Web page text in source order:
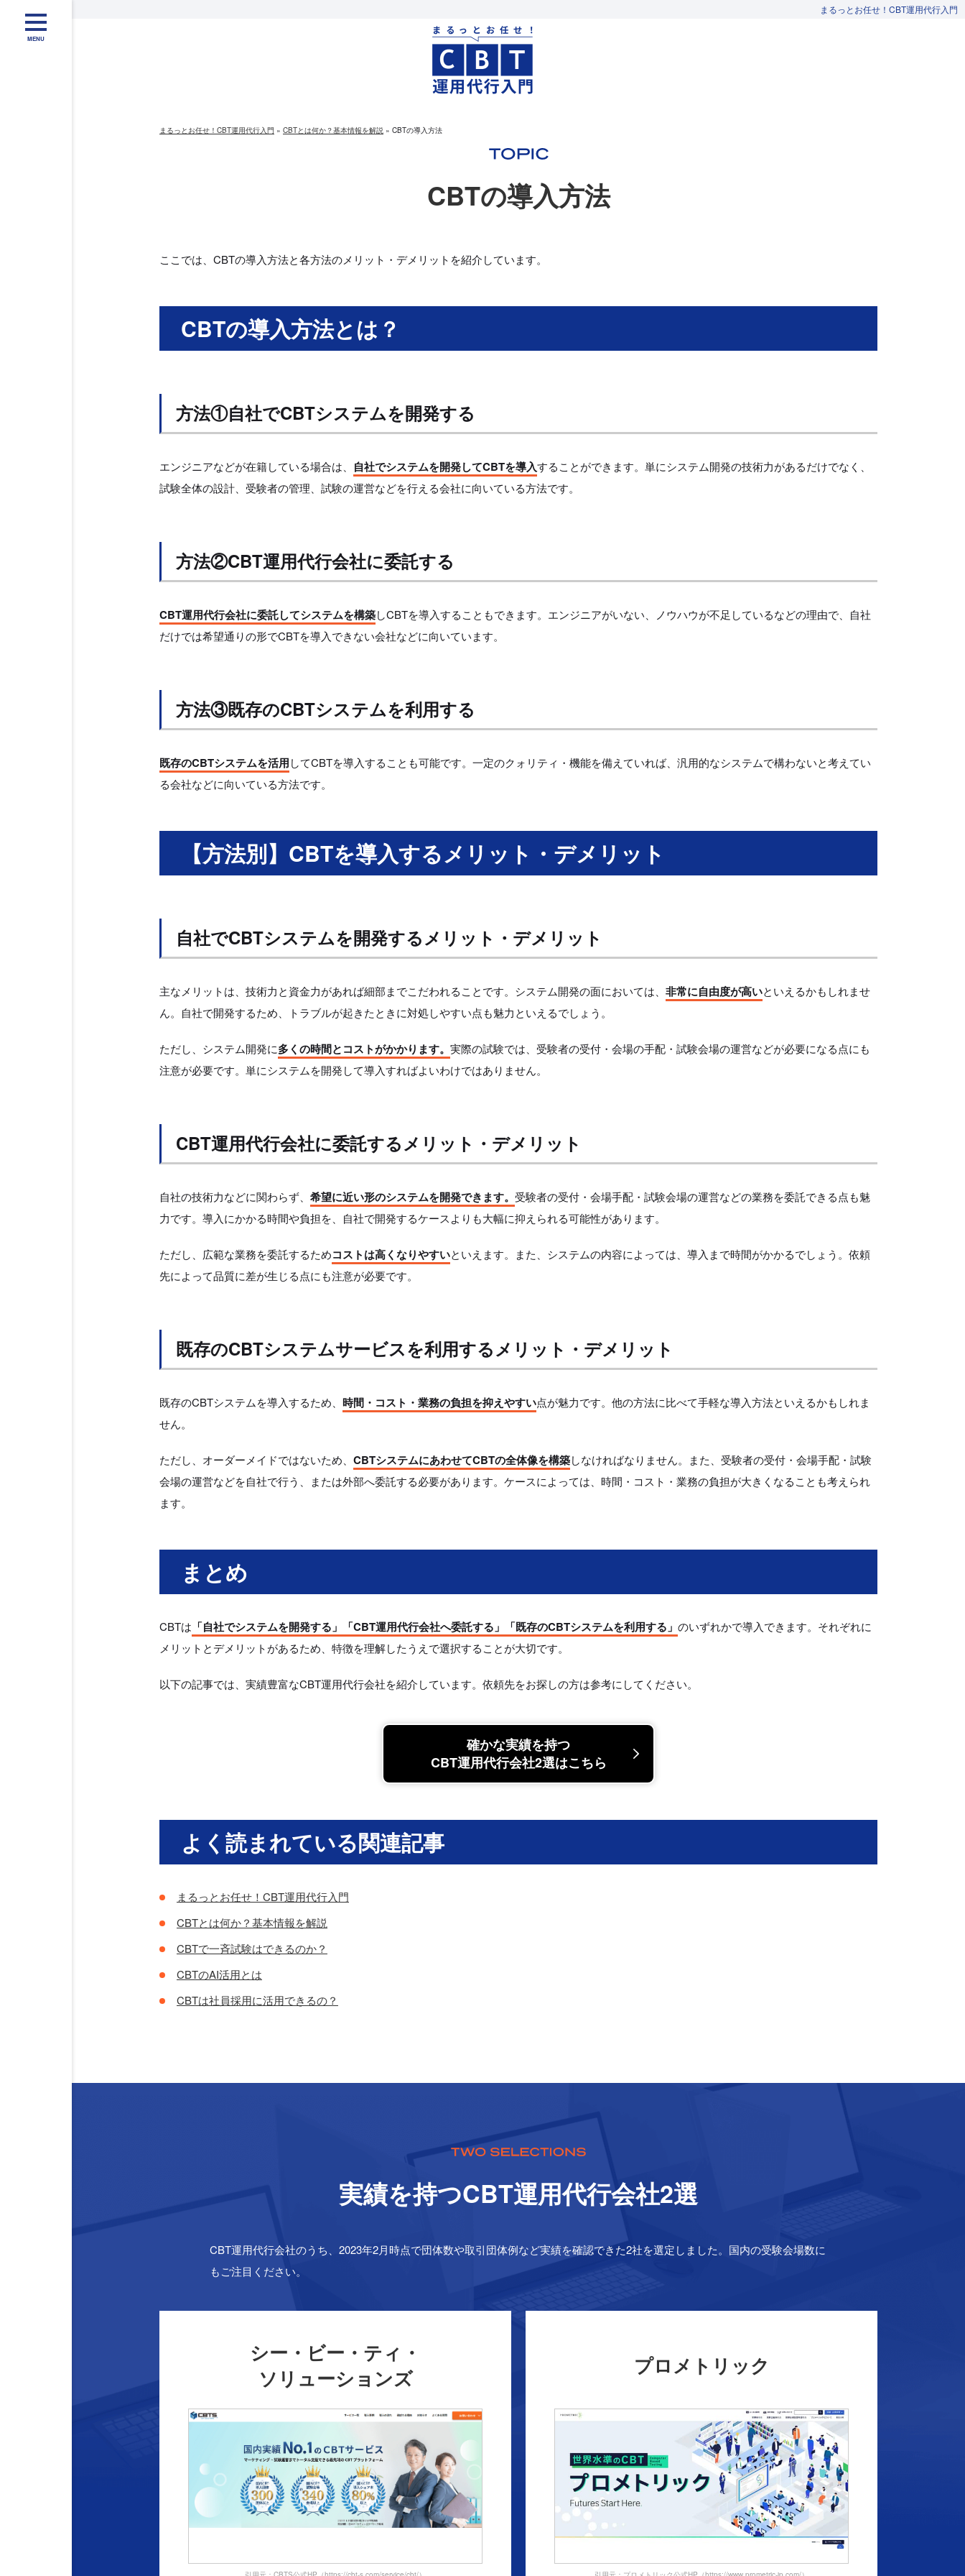
まるっとお任せ！CBT運用代行入門
MENU
まるっとお任せ！CBT運用代行入門 » CBTとは何か？基本情報を解説 » CBTの導入方法
CBTの導入方法
ここでは、CBTの導入方法と各方法のメリット・デメリットを紹介しています。
CBTの導入方法とは？
方法①自社でCBTシステムを開発する
エンジニアなどが在籍している場合は、 自社でシステムを開発してCBTを導入することができます。単にシステム開発の技術力があるだけでなく、
試験全体の設計、受験者の管理、試験の運営などを行える会社に向いている方法です。
方法②CBT運⽤代⾏会社に委託する
CBT運用代行会社に委託してシステムを構築しCBTを導入することもできます。エンジニアがいない、ノウハウが不足しているなどの理由で、自社
だけでは希望通りの形でCBTを導入できない会社などに向いています。
方法③既存のCBTシステムを利用する
既存のCBTシステムを活用してCBTを導入することも可能です。一定のクォリティ・機能を備えていれば、汎用的なシステムで構わないと考えてい
る会社などに向いている方法です。
【方法別】CBTを導入するメリット・デメリット
自社でCBTシステムを開発するメリット・デメリット
主なメリットは、技術力と資金力があれば細部までこだわれることです。システム開発の面においては、 非常に自由度が高いといえるかもしれませ
ん。自社で開発するため、トラブルが起きたときに対処しやすい点も魅力といえるでしょう。
ただし、システム開発に多くの時間とコストがかかります。 実際の試験では、受験者の受付・会場の手配・試験会場の運営などが必要になる点にも
注意が必要です。単にシステムを開発して導入すればよいわけではありません。
CBT運⽤代⾏会社に委託するメリット・デメリット
自社の技術力などに関わらず、 希望に近い形のシステムを開発できます。 受験者の受付・会場手配・試験会場の運営などの業務を委託できる点も魅
力です。導入にかかる時間や負担を、自社で開発するケースよりも大幅に抑えられる可能性があります。
ただし、広範な業務を委託するためコストは高くなりやすいといえます。また、システムの内容によっては、導入まで時間がかかるでしょう。依頼
先によって品質に差が生じる点にも注意が必要です。
既存のCBTシステムサービスを利用するメリット・デメリット
既存のCBTシステムを導入するため、 時間・コスト・業務の負担を抑えやすい点が魅力です。他の方法に比べて手軽な導入方法といえるかもしれま
せん。
ただし、オーダーメイドではないため、 CBTシステムにあわせてCBTの全体像を構築しなければなりません。また、受験者の受付・会場手配・試験
会場の運営などを自社で行う、または外部へ委託する必要があります。ケースによっては、時間・コスト・業務の負担が大きくなることも考えられ
ます。
まとめ
CBTは 「自社でシステムを開発する」「CBT運用代行会社へ委託する」「既存のCBTシステムを利用する」 のいずれかで導入できます。それぞれに
メリットとデメリットがあるため、特徴を理解したうえで選択することが大切です。
以下の記事では、実績豊富なCBT運用代行会社を紹介しています。依頼先をお探しの方は参考にしてください。
確かな実績を持つ
CBT運用代行会社2選はこちら
よく読まれている関連記事
まるっとお任せ！CBT運用代行入門
CBTとは何か？基本情報を解説
CBTで一斉試験はできるのか？
CBTのAI活用とは
CBTは社員採用に活用できるの？
実績を持つCBT運⽤代⾏会社2選
CBT運用代行会社のうち、2023年2月時点で団体数や取引団体例など実績を確認できた2社を選定しました。国内の受験会場数に
もご注目ください。
シー・ビー・ティ・
ソリューションズ
プロメトリック